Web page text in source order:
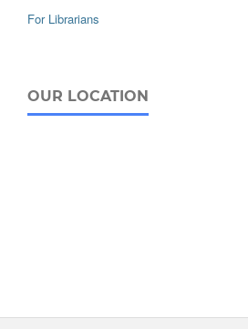
For Librarians
OUR LOCATION